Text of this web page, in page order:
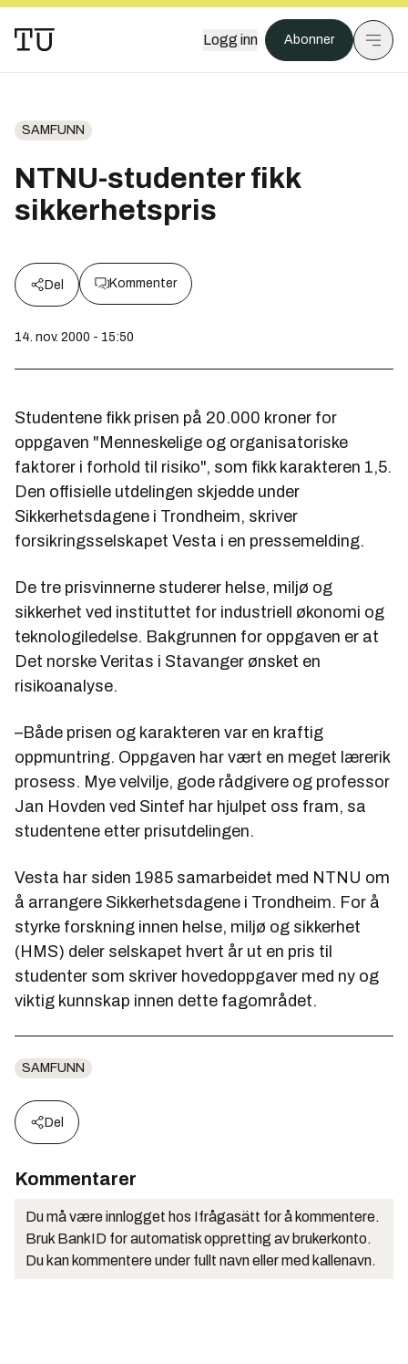
Logg inn Abonner
SAMFUNN
NTNU-studenter fikk
sikkerhetspris
Del Kommenter
14. nov. 2000 - 15:50
Studentene fikk prisen på 20.000 kroner for
oppgaven "Menneskelige og organisatoriske
faktorer i forhold til risiko", som fikk karakteren 1,5.
Den offisielle utdelingen skjedde under
Sikkerhetsdagene i Trondheim, skriver
forsikringsselskapet Vesta i en pressemelding.
De tre prisvinnerne studerer helse, miljø og
sikkerhet ved instituttet for industriell økonomi og
teknologiledelse. Bakgrunnen for oppgaven er at
Det norske Veritas i Stavanger ønsket en
risikoanalyse.
–Både prisen og karakteren var en kraftig
oppmuntring. Oppgaven har vært en meget lærerik
prosess. Mye velvilje, gode rådgivere og professor
Jan Hovden ved Sintef har hjulpet oss fram, sa
studentene etter prisutdelingen.
Vesta har siden 1985 samarbeidet med NTNU om
å arrangere Sikkerhetsdagene i Trondheim. For å
styrke forskning innen helse, miljø og sikkerhet
(HMS) deler selskapet hvert år ut en pris til
studenter som skriver hovedoppgaver med ny og
viktig kunnskap innen dette fagområdet.
SAMFUNN
Del
Kommentarer
Du må være innlogget hos Ifrågasätt for å kommentere.
Bruk BankID for automatisk oppretting av brukerkonto.
Du kan kommentere under fullt navn eller med kallenavn.